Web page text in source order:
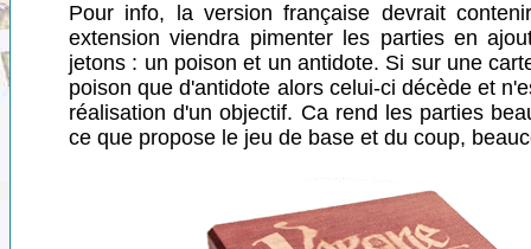
Pour info, la version française devrait
extension viendra pimenter les parties en
jetons : un poison et un antidote. Si sur une
poison que d'antidote alors celui-ci décède et
réalisation d'un objectif. Ca rend les parties
ce que propose le jeu de base et du coup,